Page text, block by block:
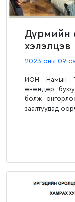
Дүрмийн
хэлэлцэв
2023 оны 09
ИОН Намын
өнөөдөр
болж
заалтуудад